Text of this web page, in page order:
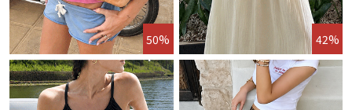
50% 42%